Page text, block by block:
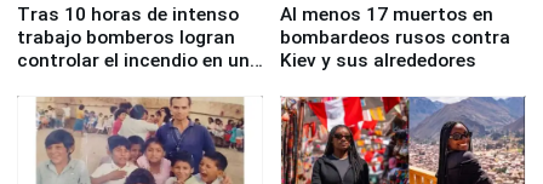
Tras 10 horas de intenso
trabajo bomberos logran
controlar el incendio en una
de Chile
Al menos 17 muertos en
bombardeos rusos contra
Kiev y sus alrededores